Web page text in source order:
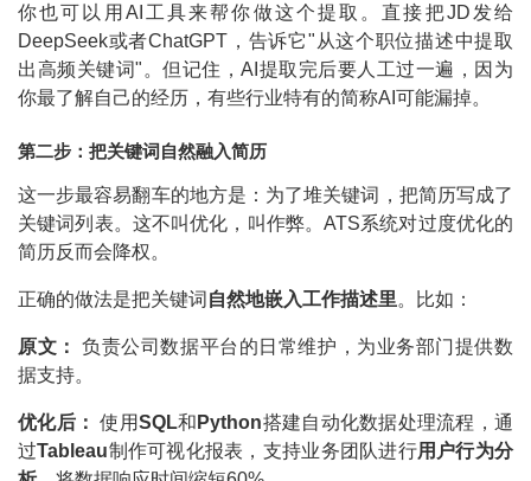
你也可以用AI工具来帮你做这个提取。直接把JD发给
DeepSeek或者ChatGPT，告诉它"从这个职位描述中提取
出高频关键词"。但记住，AI提取完后要人工过一遍，因为
你最了解自己的经历，有些行业特有的简称AI可能漏掉。
第二步：把关键词自然融入简历
这一步最容易翻车的地方是：为了堆关键词，把简历写成了
关键词列表。这不叫优化，叫作弊。ATS系统对过度优化的
简历反而会降权。
正确的做法是把关键词 自然地嵌入工作描述里。比如：
原文：
负责公司数据平台的日常维护，为业务部门提供数
据支持。
优化后： 使用SQL和 Python搭建自动化数据处理流程，通
过Tableau制作可视化报表，支持业务团队进行用户行为分